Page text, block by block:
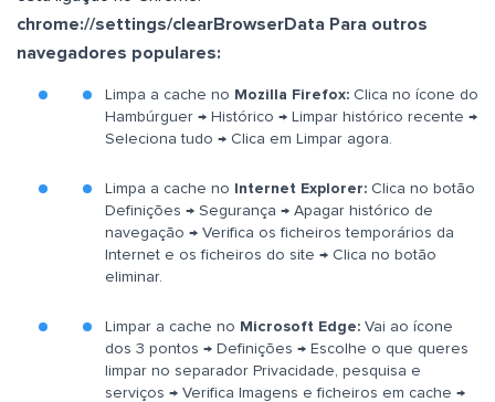
chrome://settings/clearBrowserData Para outros
navegadores populares:
Limpa a cache no Mozilla Firefox: Clica no ícone do
Hambúrguer → Histórico → Limpar histórico recente →
Seleciona tudo → Clica em Limpar agora.
Limpa a cache no Internet Explorer: Clica no botão
Definições → Segurança → Apagar histórico de
navegação → Verifica os ficheiros temporários da
Internet e os ficheiros do site → Clica no botão
eliminar.
Limpar a cache no Microsoft Edge: Vai ao ícone
dos 3 pontos → Definições → Escolhe o que queres
limpar no separador Privacidade, pesquisa e
serviços → Verifica Imagens e ficheiros em cache →